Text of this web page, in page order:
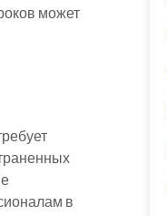
может
в